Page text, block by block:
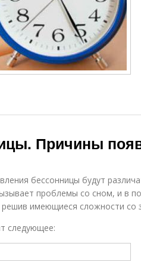
Причины
бессонницы будут
проблемы со сном, и в
имеющиеся сложности со
следующее: